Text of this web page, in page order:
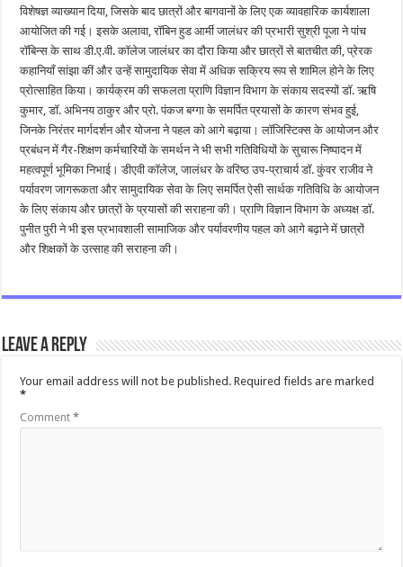
विशेषज्ञ व्याख्यान दिया, जिसके बाद छात्रों और बागवानों के लिए एक व्यावहारिक कार्यशाला
आयोजित की गई। इसके अलावा, रॉबिन हुड आर्मी जालंधर की प्रभारी सुश्री पूजा ने पांच
रॉबिन्स के साथ डी.ए.वी. कॉलेज जालंधर का दौरा किया और छात्रों से बातचीत की, प्रेरक
कहानियाँ सांझा कीं और उन्हें सामुदायिक सेवा में अधिक सक्रिय रूप से शामिल होने के लिए
प्रोत्साहित किया। कार्यक्रम की सफलता प्राणि विज्ञान विभाग के संकाय सदस्यों डॉ. ऋषि
कुमार, डॉ. अभिनय ठाकुर और प्रो. पंकज बग्गा के समर्पित प्रयासों के कारण संभव हुई,
जिनके निरंतर मार्गदर्शन और योजना ने पहल को आगे बढ़ाया। लॉजिस्टिक्स के आयोजन और
प्रबंधन में गैर-शिक्षण कर्मचारियों के समर्थन ने भी सभी गतिविधियों के सुचारू निष्पादन में
महत्वपूर्ण भूमिका निभाई। डीएवी कॉलेज, जालंधर के वरिष्ठ उप-प्राचार्य डॉ. कुंवर राजीव ने
पर्यावरण जागरूकता और सामुदायिक सेवा के लिए समर्पित ऐसी सार्थक गतिविधि के आयोजन
के लिए संकाय और छात्रों के प्रयासों की सराहना की। प्राणि विज्ञान विभाग के अध्यक्ष डॉ.
पुनीत पुरी ने भी इस प्रभावशाली सामाजिक और पर्यावरणीय पहल को आगे बढ़ाने में छात्रों
और शिक्षकों के उत्साह की सराहना की।
Leave a Reply
Your email address will not be published. Required fields are marked
*
Comment*